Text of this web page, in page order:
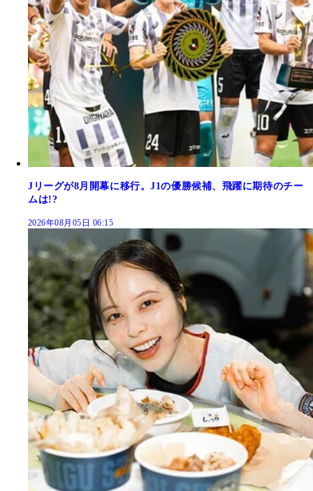
Jリーグが8月開幕に移行。J1の優勝候補、飛躍に期待のチー
ムは!?
2026年08月05日 06:15